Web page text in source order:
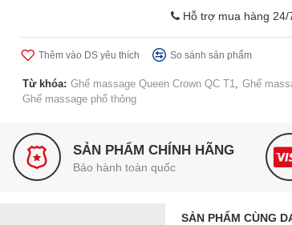
Hỗ trợ mua hàng 24/
Thêm vào DS yêu thích So sánh sản phẩm
Từ khóa: Ghế massage Queen Crown QC T1, Ghế
Ghế massage phổ thông
SẢN PHẨM CHÍNH HÃNG
Bảo hành toàn quốc
SẢN PHẨM CÙNG